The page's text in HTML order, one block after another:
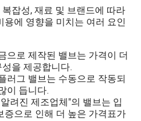
잡성, 재료 및 브랜드에 따라
에 영향을 미치는 여러 요인
으로 제작된 밸브는 가격이 더
을 제공합니다.
러그 밸브는 수동으로 작동되
이 듭니다.
려진 제조업체"의 밸브는 입
증으로 인해 더 높은 가격표가